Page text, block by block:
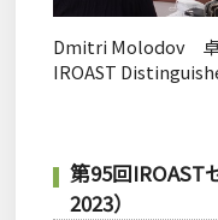
Dmitri Molodov
IROAST
第95回IROAST
2023）